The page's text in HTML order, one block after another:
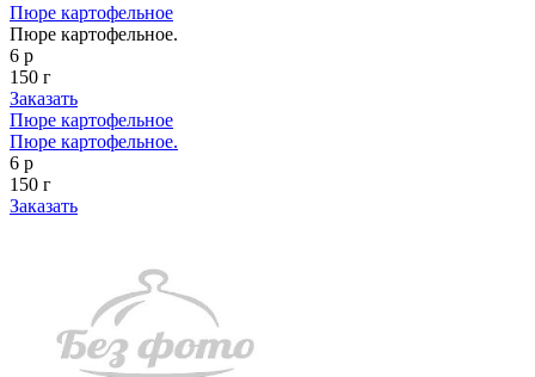
Пюре картофельное
Пюре картофельное.
6 р
150 г
Заказать
Пюре картофельное
Пюре картофельное.
6 р
150 г
Заказать